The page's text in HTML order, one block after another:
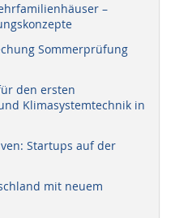
–
Sommerprüfung
den ersten
Klimasystemtechnik in
Startups auf der
mit neuem